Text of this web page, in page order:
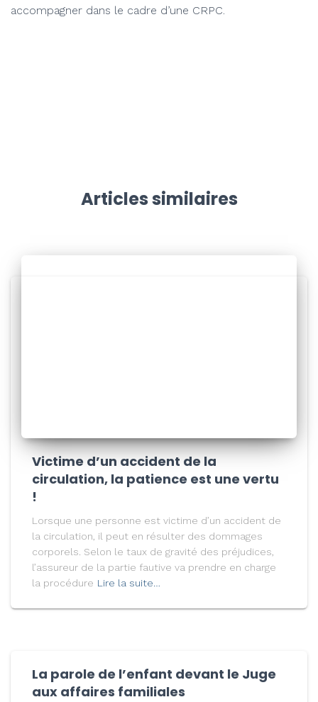
accompagner dans le cadre d’une CRPC.
Articles similaires
Victime d’un accident de la
circulation, la patience est une vertu
!
Lorsque une personne est victime d’un accident de
la circulation, il peut en résulter des dommages
corporels. Selon le taux de gravité des préjudices,
l’assureur de la partie fautive va prendre en charge
la procédure Lire la suite…
La parole de l’enfant devant le Juge
aux affaires familiales